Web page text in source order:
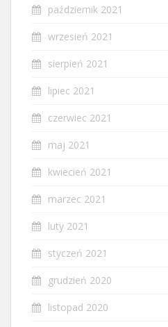
październik 2021
wrzesień 2021
sierpień 2021
lipiec 2021
czerwiec 2021
maj 2021
kwiecień 2021
marzec 2021
luty 2021
styczeń 2021
grudzień 2020
listopad 2020